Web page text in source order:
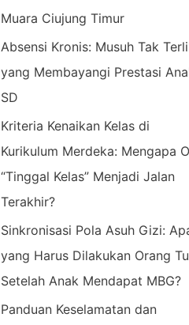
k
:
Muara Ciujung Timur
Absensi Kronis: Musuh Tak
yang Membayangi Prestasi
SD
Kriteria Kenaikan Kelas di
Kurikulum Merdeka: Mengapa
“Tinggal Kelas” Menjadi Jalan
Terakhir?
Sinkronisasi Pola Asuh Gizi:
yang Harus Dilakukan Orang
Setelah Anak Mendapat MBG?
Panduan Keselamatan dan